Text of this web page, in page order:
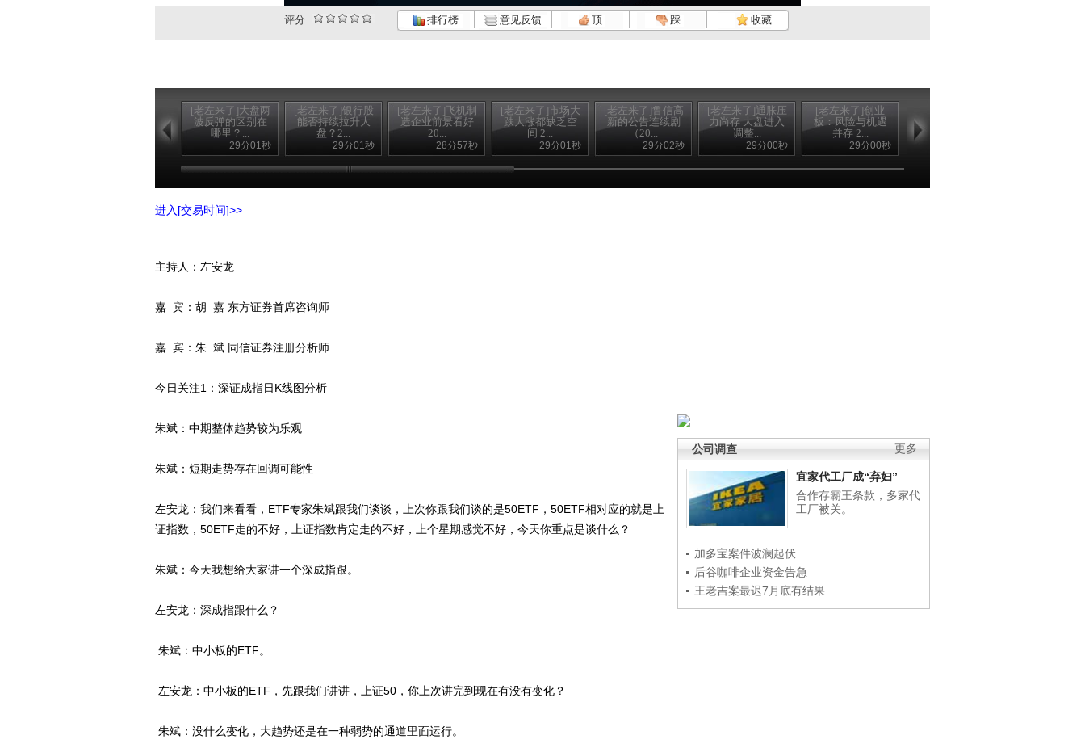
评分 排行榜 意见反馈 顶 踩 收藏
[老左来了]大盘两
波反弹的区别在
哪里？...
29分01秒
[老左来了]银行股
能否持续拉升大
盘？2...
29分01秒
[老左来了]飞机制
造企业前景看好
20...
28分57秒
[老左来了]市场大
跌大涨都缺乏空
间 2...
29分01秒
[老左来了]鲁信高
新的公告连续剧
（20...
29分02秒
[老左来了]通胀压
力尚存 大盘进入
调整...
29分00秒
[老左来了]创业
板：风险与机遇
并存 2...
29分00秒
常态下应适应低
更多
公司调查
宜家代工厂成“弃妇”
合作存霸王条款，多家代
工厂被关。
加多宝案件波澜起伏
后谷咖啡企业资金告急
王老吉案最迟7月底有结果
进入[交易时间]>>
主持人：左安龙
嘉 宾：胡 嘉 东方证券首席咨询师
嘉 宾：朱 斌 同信证券注册分析师
今日关注1：深证成指日K线图分析
朱斌：中期整体趋势较为乐观
朱斌：短期走势存在回调可能性
左安龙：我们来看看，ETF专家朱斌跟我们谈谈，上次你跟我们谈的是50ETF，50ETF相对应的就是上
证指数，50ETF走的不好，上证指数肯定走的不好，上个星期感觉不好，今天你重点是谈什么？
朱斌：今天我想给大家讲一个深成指跟。
左安龙：深成指跟什么？
朱斌：中小板的ETF。
左安龙：中小板的ETF，先跟我们讲讲，上证50，你上次讲完到现在有没有变化？
朱斌：没什么变化，大趋势还是在一种弱势的通道里面运行。